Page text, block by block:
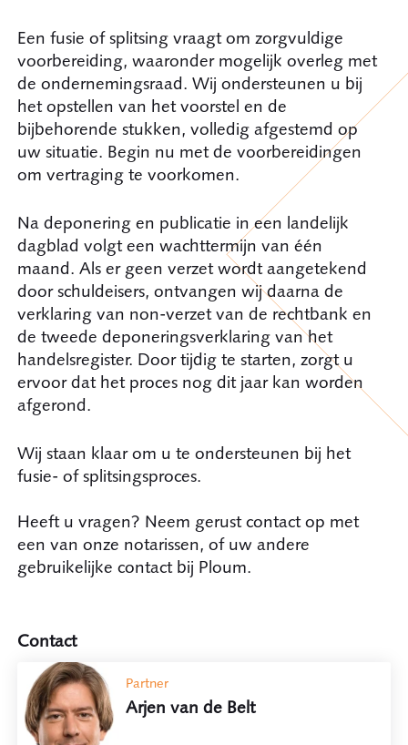
Een fusie of splitsing vraagt om zorgvuldige
voorbereiding, waaronder mogelijk overleg met
de ondernemingsraad. Wij ondersteunen u bij
het opstellen van het voorstel en de
bijbehorende stukken, volledig afgestemd op
uw situatie. Begin nu met de voorbereidingen
om vertraging te voorkomen.
Na deponering en publicatie in een landelijk
dagblad volgt een wachttermijn van één
maand. Als er geen verzet wordt aangetekend
door schuldeisers, ontvangen wij daarna de
verklaring van non-verzet van de rechtbank en
de tweede deponeringsverklaring van het
handelsregister. Door tijdig te starten, zorgt u
ervoor dat het proces nog dit jaar kan worden
afgerond.
Wij staan klaar om u te ondersteunen bij het
fusie- of splitsingsproces.
Heeft u vragen? Neem gerust contact op met
een van onze notarissen, of uw andere
gebruikelijke contact bij Ploum.
Contact
Partner
Arjen van de Belt